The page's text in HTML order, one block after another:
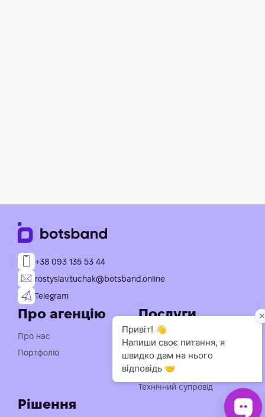
+38 093 135 53 44
rostyslav.tuchak@botsband.online
Telegram
Про агенцію
Про нас
Портфоліо
Рішення
Послуги
Індивідуальна розробка
чат-ботів
Консультація із
впровадження АІ
Технічний супровід